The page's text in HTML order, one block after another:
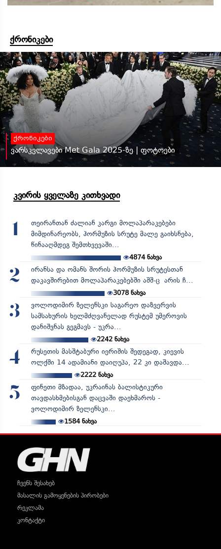
ქრონიკები
ქრონიკები
ვარსკვლავები Met Gala 2025-ზე | ფოტოები
კვირის ყველაზე კითხვადი
1
თეირანთან ძალიან კარგი მოლაპარაკებები
მიმდინარეობს, ჰორმუზის სრუტე მალე გაიხსნება,
წინააღმდეგ შემთხვევაში...
4874ნახვა
2
ირანსა და ომანს შორის ჰორმუზის სრუტესთან
დაკავშირებით მოლაპარაკებებში აშშ-ც არის ჩ...
3078ნახვა
3
ვოლოდიმირ ზელენსკი საგარეო დაზვერვის
სამსახურის ხელმძღვანელად რუსტემ უმეროვის
დანიშვნას გეგმავს - უკრა...
2242ნახვა
4
რუსეთის მასშტაბური იერიშის შედეგად, კიევის
ოლქში 14 ადამიანი დაიღუპა, 22 კი დაშავდა...
2222ნახვა
5
ფინეთი მზადაა, უკრაინას ბალისტიკური
თავდასხმებისგან დაცვაში დაეხმაროს -
ვოლოდიმირ ზელენსკი...
1584ნახვა
ჩვენს შესახებ
მასალის გამოყენების პირობები
რეკლამა
კონტაქტი